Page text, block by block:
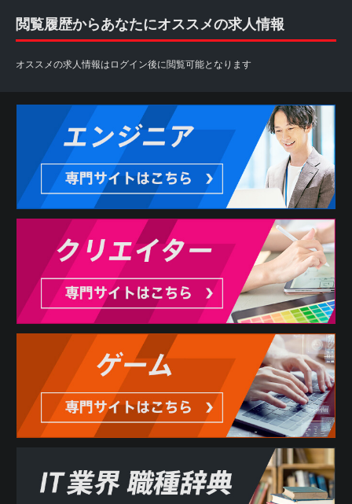
閲覧履歴からあなたにオススメの求人情報
オススメの求人情報はログイン後に閲覧可能となります